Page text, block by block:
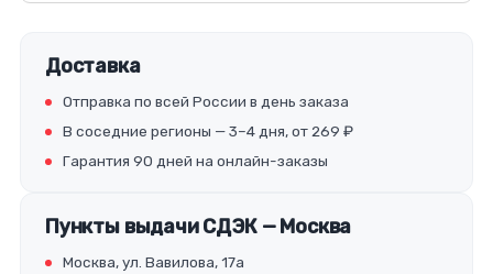
Доставка
Отправка по всей России в день заказа
В соседние регионы — 3–4 дня, от 269 ₽
Гарантия 90 дней на онлайн-заказы
Пункты выдачи СДЭК — Москва
Москва, ул. Вавилова, 17а